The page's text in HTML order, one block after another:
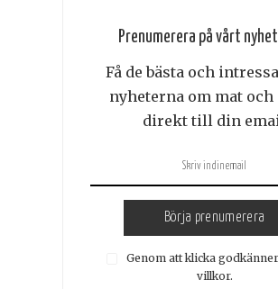
Prenumerera på vårt
Få de bästa och
nyheterna om mat
direkt till din
Börja prenumerera
Genom att klicka
villkor.